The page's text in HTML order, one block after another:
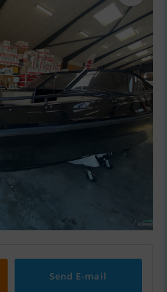
Send E-mail